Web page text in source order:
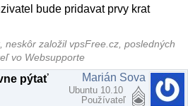
bude pridavat prvy krat
neskôr založil vpsFree.cz, posledných
vo Websupporte
pýtať Marián Sova
Ubuntu 10.10
Používateľ